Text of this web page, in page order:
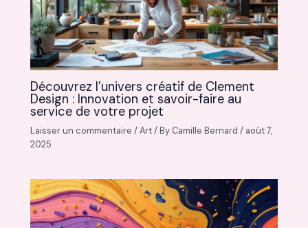
Découvrez l’univers créatif de Clement
Design : Innovation et savoir-faire au
service de votre projet
Laisser un commentaire /Art/ By Camille Bernard/ août 7,
2025